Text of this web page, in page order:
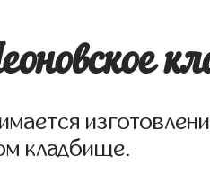
кладбище.